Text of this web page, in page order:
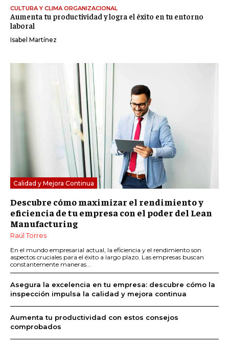
CULTURA Y CLIMA ORGANIZACIONAL
Aumenta tu productividad y logra el éxito en tu entorno
laboral
Isabel Martínez
Calidad y Mejora Continua
Descubre cómo maximizar el rendimiento y
eficiencia de tu empresa con el poder del Lean
Manufacturing
Raúl Torres
En el mundo empresarial actual, la eficiencia y el rendimiento son
aspectos cruciales para el éxito a largo plazo. Las empresas buscan
constantemente maneras...
Asegura la excelencia en tu empresa: descubre cómo la
inspección impulsa la calidad y mejora continua
Aumenta tu productividad con estos consejos
comprobados